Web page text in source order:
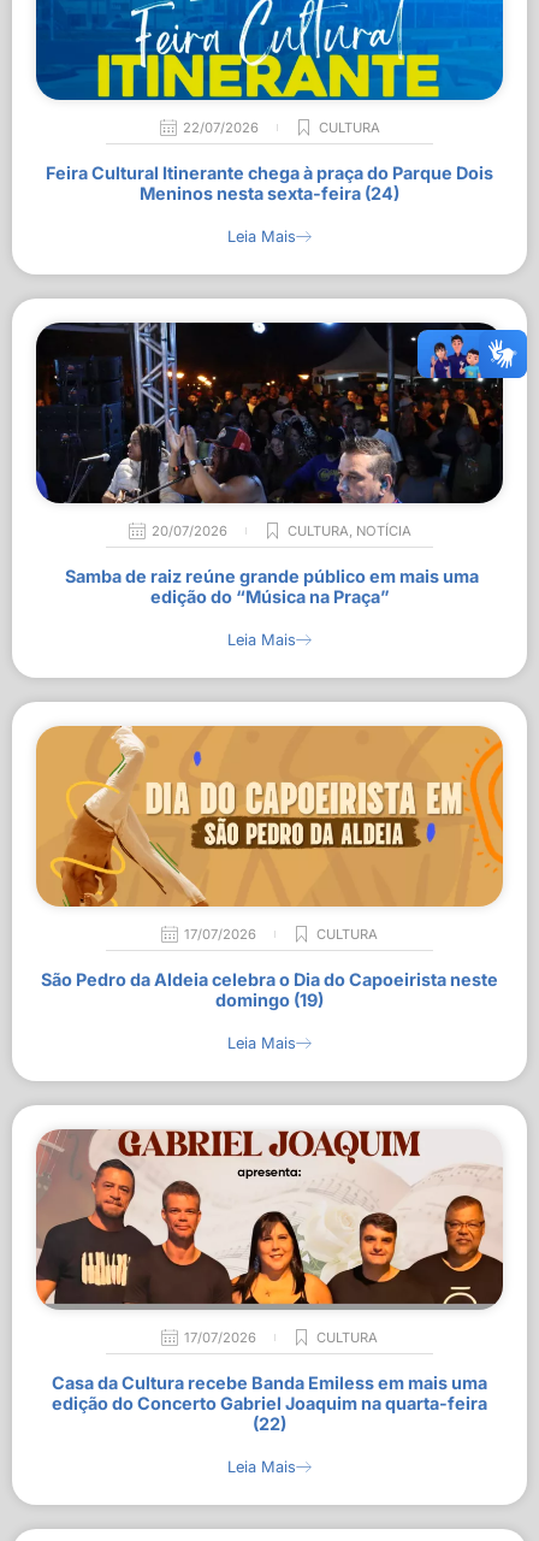
22/07/2026 CULTURA
Feira Cultural Itinerante chega à praça do Parque Dois
Meninos nesta sexta-feira (24)
Leia Mais
20/07/2026 CULTURA, NOTÍCIA
Samba de raiz reúne grande público em mais uma
edição do “Música na Praça”
Leia Mais
17/07/2026 CULTURA
São Pedro da Aldeia celebra o Dia do Capoeirista neste
domingo (19)
Leia Mais
17/07/2026 CULTURA
Casa da Cultura recebe Banda Emiless em mais uma
edição do Concerto Gabriel Joaquim na quarta-feira
(22)
Leia Mais